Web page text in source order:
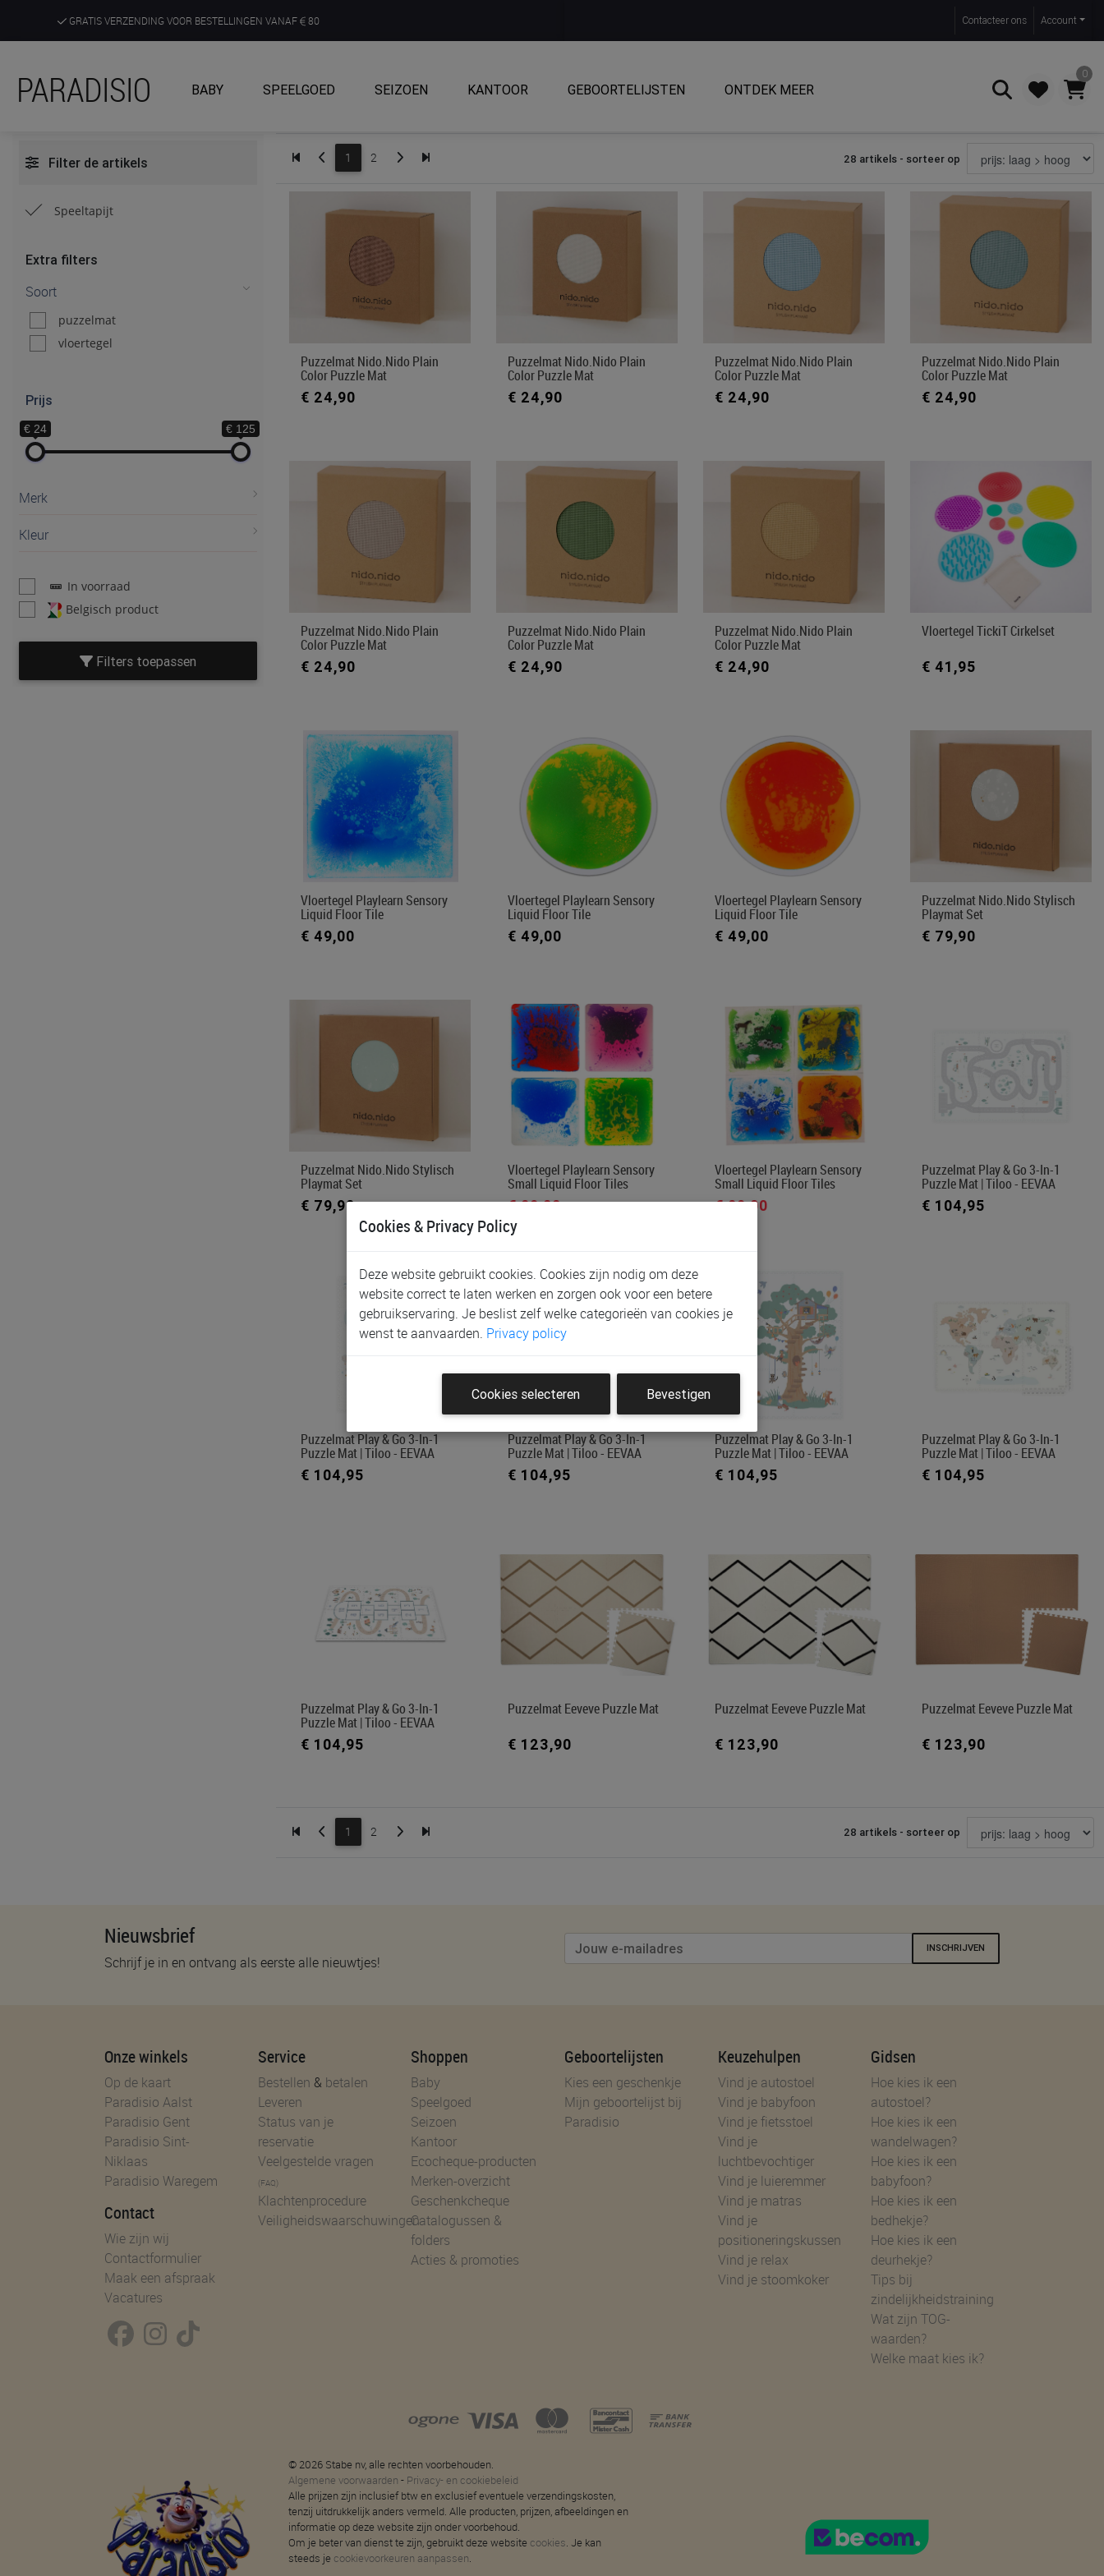
GRATIS VERZENDING VOOR BESTELLINGEN VANAF 80
ONTDEK, BELEEF EN KRIJG ADVIES IN ONZE WINKELS
Contacteer ons Account
PARADISIO BABY SPEELGOED SEIZOEN KANTOOR GEBOORTELIJSTEN ONTDEK MEER
0
Zoeken
Filter de artikels
Speeltapijt
Extra filters
Soort
puzzelmat
vloertegel
Prijs
€ 24 € 125
Merk
Kleur
In voorraad
Belgisch product
Filters toepassen
1 2 28 artikels - sorteer op
Puzzelmat Nido.nido Plain
Color Puzzle Mat
€ 24,90
Puzzelmat Nido.nido Plain
Color Puzzle Mat
€ 24,90
Puzzelmat Nido.nido Plain
Color Puzzle Mat
€ 24,90
Puzzelmat Nido.nido Plain
Color Puzzle Mat
€ 24,90
Puzzelmat Nido.nido Plain
Color Puzzle Mat
€ 24,90
Puzzelmat Nido.nido Plain
Color Puzzle Mat
€ 24,90
Puzzelmat Nido.nido Plain
Color Puzzle Mat
€ 24,90
Vloertegel TickiT Cirkelset
€ 41,95
Vloertegel Playlearn Sensory
Liquid Floor Tile
€ 49,00
Vloertegel Playlearn Sensory
Liquid Floor Tile
€ 49,00
Vloertegel Playlearn Sensory
Liquid Floor Tile
€ 49,00
Puzzelmat Nido.nido Stylisch
Playmat Set
€ 79,90
Puzzelmat Nido.nido Stylisch
Playmat Set
€ 79,90
Vloertegel Playlearn Sensory
Small Liquid Floor Tiles
€ 89,00
Vloertegel Playlearn Sensory
Small Liquid Floor Tiles
€ 89,00
Puzzelmat Play & Go 3-In-1
Puzzle Mat | Tiloo - EEVAA
€ 104,95
Puzzelmat Play & Go 3-In-1
Puzzle Mat | Tiloo - EEVAA
€ 104,95
Puzzelmat Play & Go 3-In-1
Puzzle Mat | Tiloo - EEVAA
€ 104,95
Puzzelmat Play & Go 3-In-1
Puzzle Mat | Tiloo - EEVAA
€ 104,95
Puzzelmat Play & Go 3-In-1
Puzzle Mat | Tiloo - EEVAA
€ 104,95
Puzzelmat Play & Go 3-In-1
Puzzle Mat | Tiloo - EEVAA
€ 104,95
Puzzelmat Eeveve Puzzle Mat
€ 123,90
Puzzelmat Eeveve Puzzle Mat
€ 123,90
Puzzelmat Eeveve Puzzle Mat
€ 123,90
1 2 28 artikels - sorteer op
Nieuwsbrief
Schrijf je in en ontvang als eerste alle nieuwtjes!
INSCHRIJVEN
Onze winkels
Op de kaart
Paradisio Aalst
Paradisio Gent
Paradisio Sint-
Niklaas
Paradisio Waregem
Contact
Wie zijn wij
Contactformulier
Maak een afspraak
Vacatures
Service
Bestellen & betalen
Leveren
Status van je
reservatie
Veelgestelde vragen
(FAQ)
Klachtenprocedure
Veiligheidswaarschuwingen
Shoppen
Baby
Speelgoed
Seizoen
Kantoor
Ecocheque-producten
Merken-overzicht
Geschenkcheque
Catalogussen &
folders
Acties & promoties
Geboortelijsten
Kies een geschenkje
Mijn geboortelijst bij
Paradisio
Keuzehulpen
Vind je autostoel
Vind je babyfoon
Vind je fietsstoel
Vind je
luchtbevochtiger
Vind je luieremmer
Vind je matras
Vind je
positioneringskussen
Vind je relax
Vind je stoomkoker
Gidsen
Hoe kies ik een
autostoel?
Hoe kies ik een
wandelwagen?
Hoe kies ik een
babyfoon?
Hoe kies ik een
bedhekje?
Hoe kies ik een
deurhekje?
Tips bij
zindelijkheidstraining
Wat zijn TOG-
waarden?
Welke maat kies ik?
© 2026 Stabe nv, alle rechten voorbehouden.
Algemene voorwaarden - Privacy- en cookiebeleid
Alle prijzen zijn inclusief btw en exclusief eventuele verzendingskosten,
tenzij uitdrukkelijk anders vermeld. Alle producten, prijzen, afbeeldingen en
informatie op deze website zijn onder voorbehoud.
Om je beter van dienst te zijn, gebruikt deze website cookies. Je kan
steeds je cookievoorkeuren aanpassen.
Cookies & Privacy Policy
Deze website gebruikt cookies. Cookies zijn nodig om deze
website correct te laten werken en zorgen ook voor een betere
gebruikservaring. Je beslist zelf welke categorieën van cookies je
wenst te aanvaarden. Privacy policy
Cookies selecteren Bevestigen